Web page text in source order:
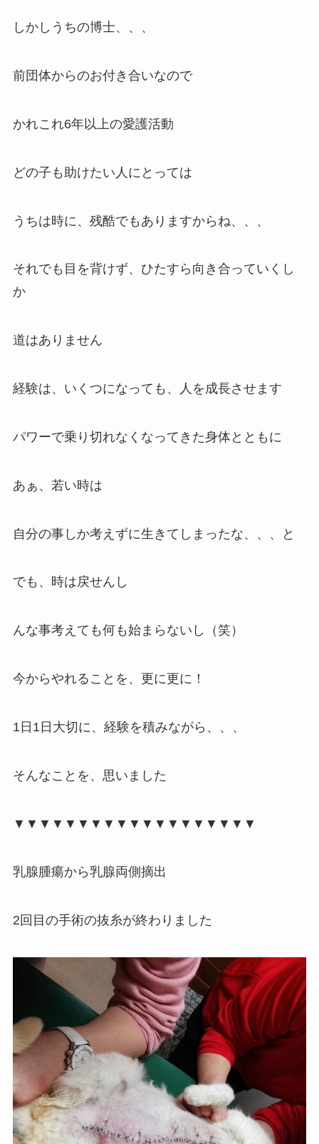
しかしうちの博士、、、
前団体からのお付き合いなので
かれこれ6年以上の愛護活動
どの子も助けたい人にとっては
うちは時に、残酷でもありますからね、、、
それでも目を背けず、ひたすら向き合っていくし
か
道はありません
経験は、いくつになっても、人を成長させます
パワーで乗り切れなくなってきた身体とともに
あぁ、若い時は
自分の事しか考えずに生きてしまったな、、、と
でも、時は戻せんし
んな事考えても何も始まらないし（笑）
今からやれることを、更に更に！
1日1日大切に、経験を積みながら、、、
そんなことを、思いました
▼▼▼▼▼▼▼▼▼▼▼▼▼▼▼▼▼▼▼
乳腺腫瘍から乳腺両側摘出
2回目の手術の抜糸が終わりました